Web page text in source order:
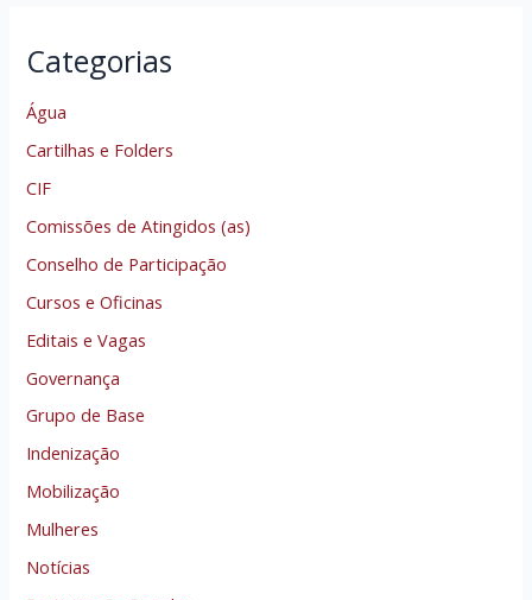
Categorias
Água
Cartilhas e Folders
CIF
Comissões de Atingidos (as)
Conselho de Participação
Cursos e Oficinas
Editais e Vagas
Governança
Grupo de Base
Indenização
Mobilização
Mulheres
Notícias